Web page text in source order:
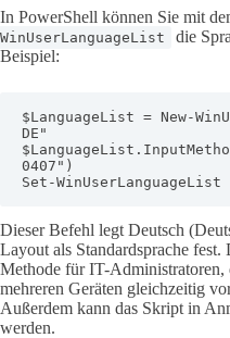
In PowerShell können Sie mit
WinUserLanguageList
die
Beispiel:
$LanguageList = New-
DE"
0407")
Set-
Dieser Befehl legt Deutsch
Layout als Standardsprache
Methode für IT-Administratoren,
mehreren Geräten gleichzeitig
Außerdem kann das Skript in
werden.